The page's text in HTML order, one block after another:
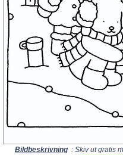
Bildbeskrivning : Skiv ut gratis